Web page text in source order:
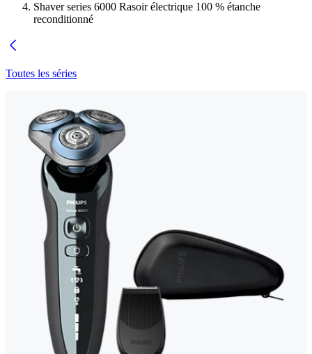
Shaver series 6000 Rasoir électrique 100 % étanche
reconditionné
Toutes les séries